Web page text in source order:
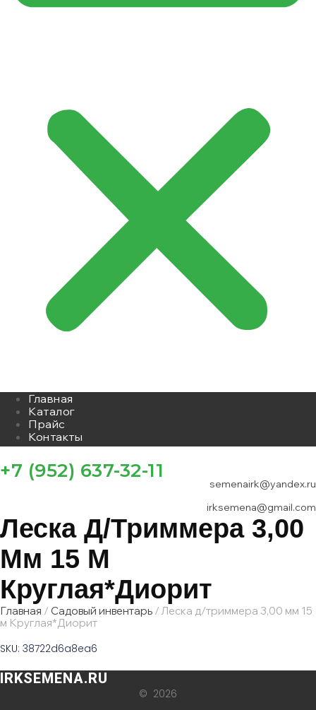
Главная
Каталог
Прайс
Контакты
+7 (952) 637-32-11
semenairk@yandex.ru
irksemena@gmail.com
Леска Д/триммера 3,00
Мм 15 М
Круглая*Диорит
Главная / Садовый инвентарь / Леска д/триммера 3,00 мм 15
м Круглая*Диорит
SKU: 38722d6a8ea6
IRKSEMENA.RU
© 2026